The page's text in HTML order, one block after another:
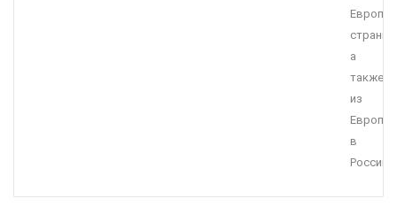
страны,
а
также
из
Европы
в
Россию.